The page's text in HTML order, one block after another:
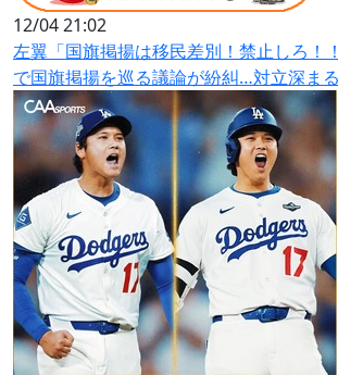
12/04 21:02
左翼「国旗掲揚は移民差別！禁止しろ！
で国旗掲揚を巡る議論が紛糾…対立深ま